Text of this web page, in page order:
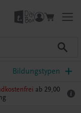
Bildungstypen
ab 29,00